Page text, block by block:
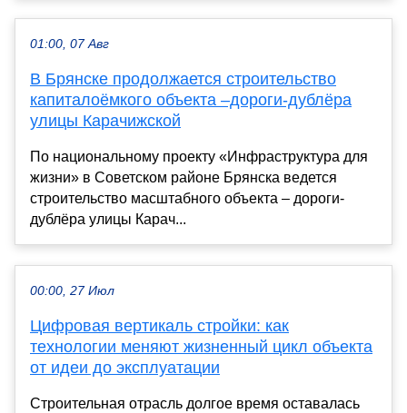
01:00, 07 Авг
В Брянске продолжается строительство
капиталоёмкого объекта –дороги-дублёра
улицы Карачижской
По национальному проекту «Инфраструктура для
жизни» в Советском районе Брянска ведется
строительство масштабного объекта – дороги-
дублёра улицы Карач...
00:00, 27 Июл
Цифровая вертикаль стройки: как
технологии меняют жизненный цикл объекта
от идеи до эксплуатации
Строительная отрасль долгое время оставалась